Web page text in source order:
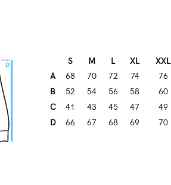
S M L XL
XXL
A
68 70 72 74
76
B
52 54 56 58
60
C
41 43 45 47
49
D
66 67 68 69 70